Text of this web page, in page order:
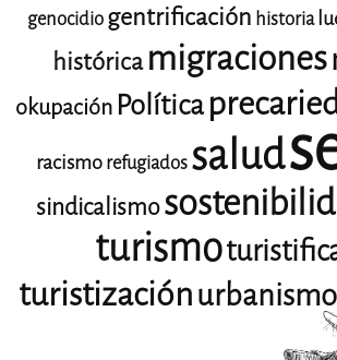
genocidiogentrificación historia
histórica migraciones
okupaciónPolítica
racismorefugiadossalud
sindicalismo
turismo
turistizaciónurbanismo